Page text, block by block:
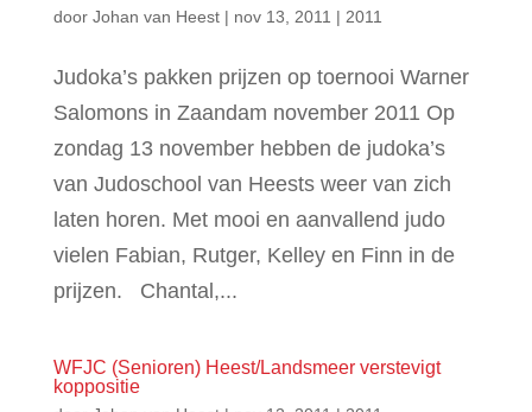
door Johan van Heest| nov 13, 2011 | 2011
Judoka’s pakken prijzen op toernooi Warner
Salomons in Zaandam november 2011 Op
zondag 13 november hebben de judoka’s
van Judoschool van Heests weer van zich
laten horen. Met mooi en aanvallend judo
vielen Fabian, Rutger, Kelley en Finn in de
prijzen. Chantal,...
WFJC (Senioren) Heest/Landsmeer verstevigt
koppositie